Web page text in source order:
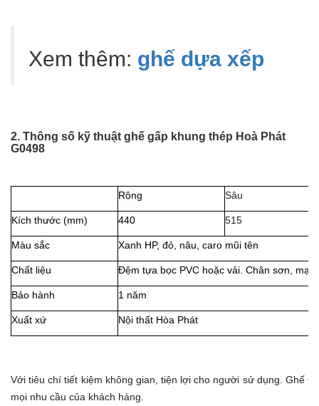
Xem thêm: ghế dựa xếp
2. Thông số kỹ thuật ghế gấp khung thép Hoà Phát
G0498
Rộng Sâu
Kích thước (mm) 440 515
Màu sắc Xanh HP, đỏ, nâu, caro mũi tên
Chất liệu Đệm tựa bọc PVC hoặc vải. Chân sơn, mạ
Bảo hành 1 năm
Xuất xứ Nội thất Hòa Phát
Với tiêu chí tiết kiệm không gian, tiện lợi cho người sử dụng. Ghế
mọi nhu cầu của khách hàng.